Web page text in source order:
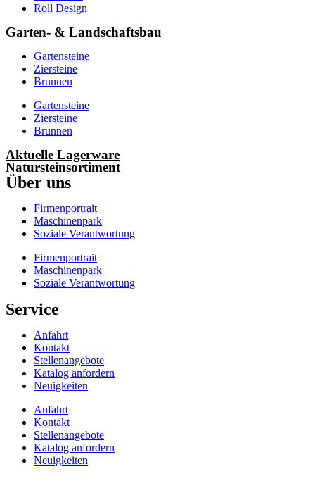
Roll Design
Garten- & Landschaftsbau
Gartensteine
Ziersteine
Brunnen
Gartensteine
Ziersteine
Brunnen
Aktuelle Lagerware
Natursteinsortiment
Über uns
Firmenportrait
Maschinenpark
Soziale Verantwortung
Firmenportrait
Maschinenpark
Soziale Verantwortung
Service
Anfahrt
Kontakt
Stellenangebote
Katalog anfordern
Neuigkeiten
Anfahrt
Kontakt
Stellenangebote
Katalog anfordern
Neuigkeiten